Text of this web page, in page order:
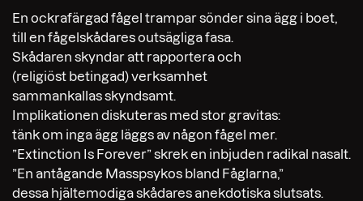
En ockrafärgad fågel trampar sönder sina ägg i boet,
till en fågelskådares outsägliga fasa.
Skådaren skyndar att rapportera och
(religiöst betingad) verksamhet
sammankallas skyndsamt.
Implikationen diskuteras med stor gravitas:
tänk om inga ägg läggs av någon fågel mer.
”Extinction Is Forever” skrek en inbjuden radikal nasalt.
”En antågande Masspsykos bland Fåglarna,”
dessa hjältemodiga skådares anekdotiska slutsats.